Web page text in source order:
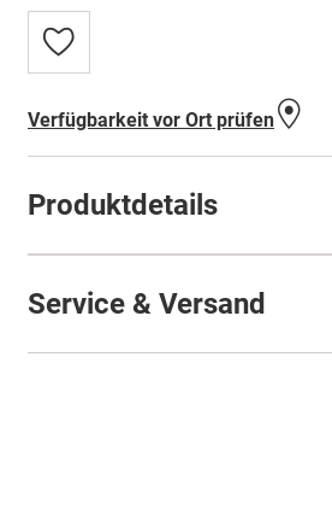
Zur
Wunschliste
Verfügbarkeit vor Ort prüfen
Produktdetails
Service & Versand